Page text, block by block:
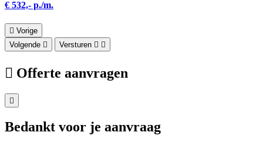
€ 532,- p./m.
Vorige
Volgende
Versturen
Offerte aanvragen
Bedankt voor je aanvraag